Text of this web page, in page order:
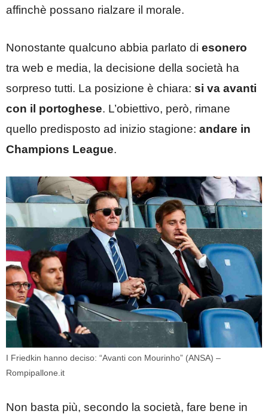
affinchè possano rialzare il morale.
Nonostante qualcuno abbia parlato di esonero
tra web e media, la decisione della società ha
sorpreso tutti. La posizione è chiara: si va avanti
con il portoghese. L’obiettivo, però, rimane
quello predisposto ad inizio stagione: andare in
Champions League.
I Friedkin hanno deciso: “Avanti con Mourinho” (ANSA) –
Rompipallone.it
Non basta più, secondo la società, fare bene in